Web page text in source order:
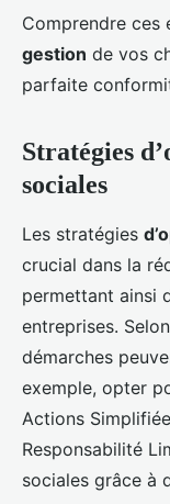
Comprendre ces
gestion de vos
parfaite
Stratégies
sociales
Les stratégies
crucial dans la
permettant ainsi
entreprises.
démarches
exemple, opter
Actions
Responsabilité
sociales grâce à